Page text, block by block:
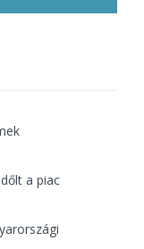
a piac